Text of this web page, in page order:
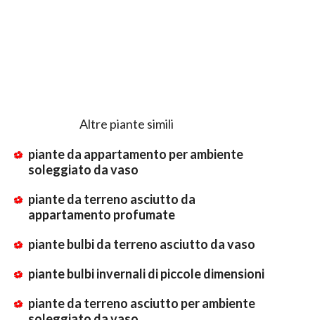
Altre piante simili
piante da appartamento per ambiente
soleggiato da vaso
piante da terreno asciutto da
appartamento profumate
piante bulbi da terreno asciutto da vaso
piante bulbi invernali di piccole dimensioni
piante da terreno asciutto per ambiente